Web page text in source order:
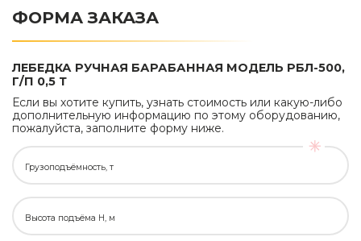
ФОРМА ЗАКАЗА
ЛЕБЕДКА РУЧНАЯ БАРАБАННАЯ МОДЕЛЬ РБЛ-500,
Г/П 0,5 Т
Если вы хотите купить, узнать стоимость или какую-либо
дополнительную информацию по этому оборудованию,
пожалуйста, заполните форму ниже.
Грузоподъёмность, т
Высота подъёма H, м